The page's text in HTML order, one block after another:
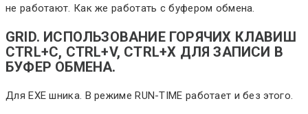
не работают. Как же работать с буфером обмена.
GRID. ИСПОЛЬЗОВАНИЕ ГОРЯЧИХ КЛАВИШ
CTRL+C, CTRL+V, CTRL+X ДЛЯ ЗАПИСИ В
БУФЕР ОБМЕНА.
Для EXE шника. В режиме RUN-TIME работает и без этого.